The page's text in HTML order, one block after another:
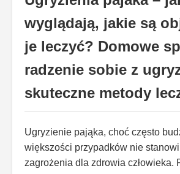
wyglądają, jakie są
je leczyć? Domowe
radzenie sobie z
skuteczne metody
Ugryzienie pająka, choć często
większości przypadków nie
zagrożenia dla zdrowia człowieka.